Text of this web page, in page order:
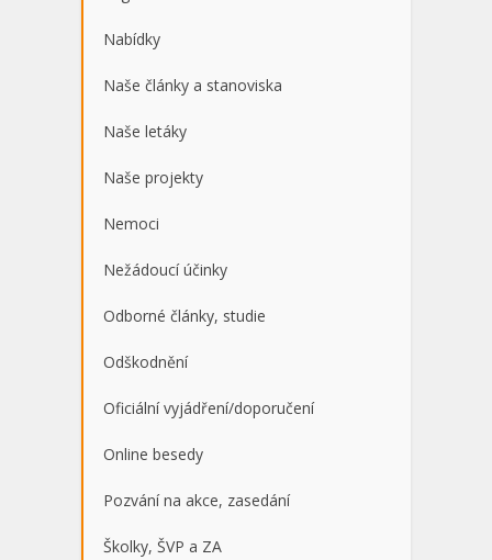
Nabídky
Naše články a stanoviska
Naše letáky
Naše projekty
Nemoci
Nežádoucí účinky
Odborné články, studie
Odškodnění
Oficiální vyjádření/doporučení
Online besedy
Pozvání na akce, zasedání
Školky, ŠVP a ZA